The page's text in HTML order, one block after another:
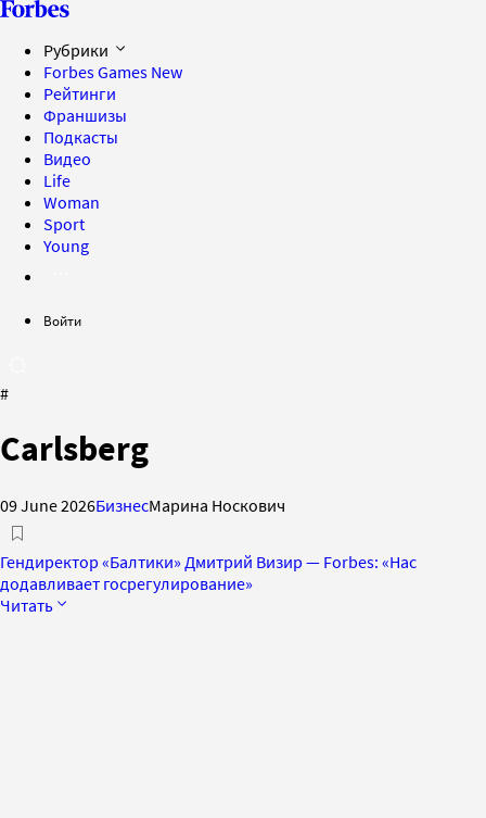
Рубрики
Forbes Games New
Рейтинги
Франшизы
Подкасты
Видео
Life
Woman
Sport
Young
Войти
#
Carlsberg
09 June 2026БизнесМарина Носкович
Гендиректор «Балтики» Дмитрий Визир — Forbes: «Нас
додавливает госрегулирование»
Читать